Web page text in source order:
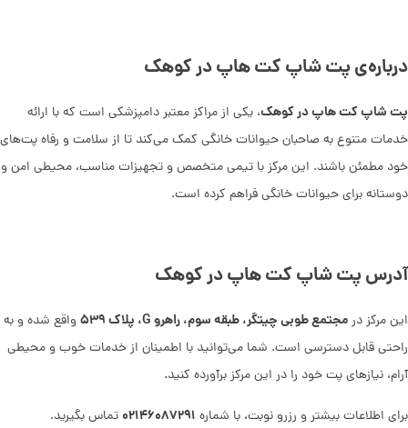
درباره‌ی پت شاپ کت هاپ در کوهک
پت شاپ کت هاپ در کوهک، یکی از مراکز معتبر دامپزشکی است که با ارائه
خدمات متنوع به صاحبان حیوانات خانگی کمک می‌کند تا از سلامت و رفاه پت‌های
خود مطمئن باشند. این مرکز با تیمی متخصص و تجهیزات مناسب، محیطی امن و
دوستانه برای حیوانات خانگی فراهم کرده است.
آدرس پت شاپ کت هاپ در کوهک
این مرکز درمجتمع طوبی چیتگر، طبقه سوم، راهرو G، پلاک ۵۳۹
واقع شده و به
راحتی قابل دسترسی است. شما می‌توانید با اطمینان از خدمات خوب و محیطی
آرام، نیازهای پت خود را در این مرکز برآورده کنید.
برای اطلاعات بیشتر و رزرو نوبت، با شماره ۰۲۱۴۶۰۸۷۲۹۱تماس بگیرید.